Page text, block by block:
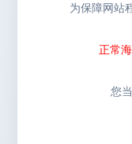
为保障网站
正常
您